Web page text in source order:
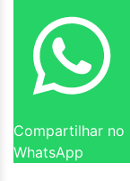
Compartilhar no
WhatsApp